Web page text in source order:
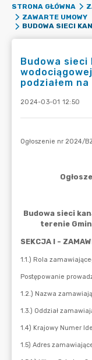
STRONA GŁÓWNA
ZAWARTE UMOWY
Budowa
podziałem
2024-03-01 12:50